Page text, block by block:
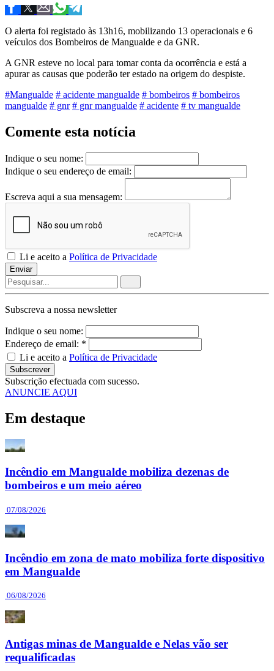
O alerta foi registado às 13h16, mobilizando 13 operacionais e 6
veículos dos Bombeiros de Mangualde e da GNR.
A GNR esteve no local para tomar conta da ocorrência e está a
apurar as causas que poderão ter estado na origem do despiste.
#Mangualde # acidente mangualde # bombeiros # bombeiros
mangualde # gnr # gnr mangualde # acidente # tv mangualde
Comente esta notícia
Indique o seu nome:
Indique o seu endereço de email:
Escreva aqui a sua mensagem:
Li e aceito a Política de Privacidade
Enviar
Subscreva a nossa newsletter
Indique o seu nome:
Endereço de email: *
Li e aceito a Política de Privacidade
Subscrever
Subscrição efectuada com sucesso.
ANUNCIE AQUI
Em destaque
Incêndio em Mangualde mobiliza dezenas de
bombeiros e um meio aéreo
07/08/2026
Incêndio em zona de mato mobiliza forte dispositivo
em Mangualde
06/08/2026
Antigas minas de Mangualde e Nelas vão ser
requalificadas